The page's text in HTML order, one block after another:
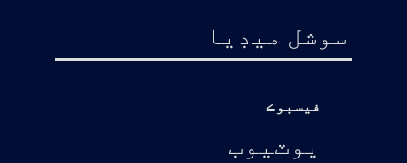
سوشل ميڊيا
فيسبوڪ
يوٽيوب